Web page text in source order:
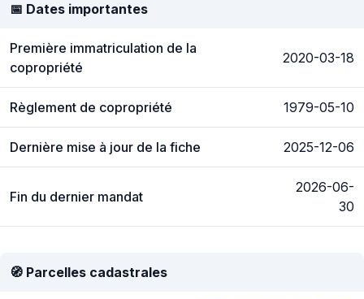
📅 Dates importantes
Première immatriculation de la
copropriété
2020-03-18
Règlement de copropriété 1979-05-10
Dernière mise à jour de la fiche 2025-12-06
Fin du dernier mandat
2026-06-
30
🧭 Parcelles cadastrales